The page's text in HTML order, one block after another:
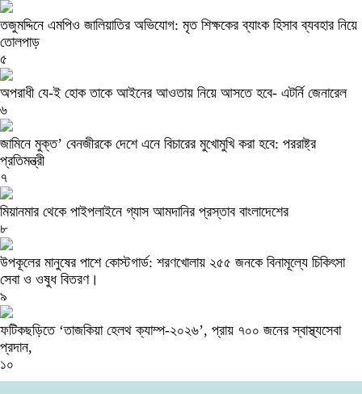
তজুমদ্দিনে এমপিও জালিয়াতির অভিযোগ: মৃত শিক্ষকের ব্যাংক হিসাব ব্যবহার নিয়ে
তোলপাড়
৫
অপরাধী যে-ই হোক তাকে আইনের আওতায় নিয়ে আসতে হবে- এটর্নি জেনারেল
৬
জামিনে মুক্ত’ বেনজীরকে দেশে এনে বিচারের মুখোমুখি করা হবে: পররাষ্ট্র
প্রতিমন্ত্রী
৭
মিয়ানমার থেকে পাইপলাইনে গ্যাস আমদানির প্রস্তাব বাংলাদেশের
৮
উপকূলের মানুষের পাশে কোস্টগার্ড: শরণখোলায় ২৫৫ জনকে বিনামূল্যে চিকিৎসা
সেবা ও ওষুধ বিতরণ।
৯
ফটিকছড়িতে ‘তাজকিয়া হেলথ ক্যাম্প-২০২৬’, প্রায় ৭০০ জনের স্বাস্থ্যসেবা
প্রদান,
১০